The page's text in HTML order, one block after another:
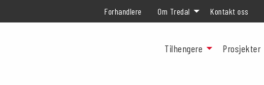
Forhandlere Om Tredal Kontakt oss
Tilhengere Prosjekter